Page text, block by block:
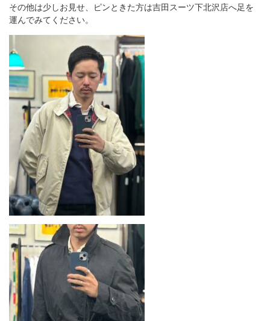
その他は少しお見せ、ピンときた方は吉田スーツ下北沢店へ足を
運んでみてください。